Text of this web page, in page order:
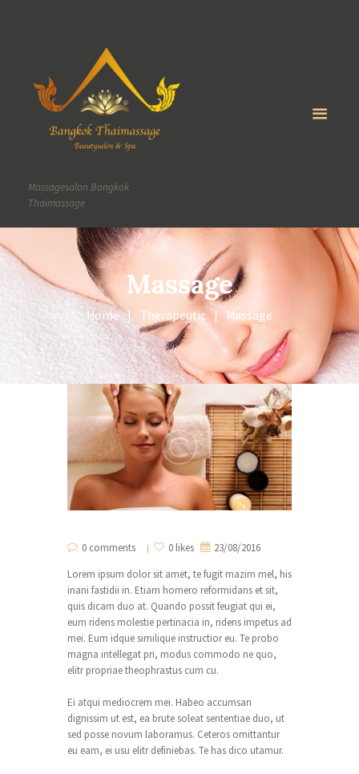
Massagesalon Bangkok
Thaimassage
Massage
Home Therapeutic Massage
0 comments 0 likes
23/08/2016
Lorem ipsum dolor sit amet, te fugit mazim mel, his
inani fastidii in. Etiam homero reformidans et sit,
quis dicam duo at. Quando possit feugiat qui ei,
eum ridens molestie pertinacia in, ridens impetus ad
mei. Eum idque similique instructior eu. Te probo
magna intellegat pri, modus commodo ne quo,
elitr propriae theophrastus cum cu.
Ei atqui mediocrem mei. Habeo accumsan
dignissim ut est, ea brute soleat sententiae duo, ut
sed posse novum laboramus. Ceteros omittantur
eu eam, ei usu elitr definiebas. Te has dico utamur.